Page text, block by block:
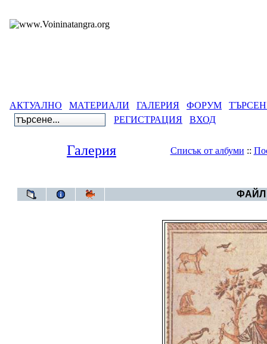
АКТУАЛНО МАТЕРИАЛИ ГАЛЕРИЯ ФОРУМ
РЕГИСТРАЦИЯ
ВХОД
Галерия Списък от албуми ::
ФАЙЛ